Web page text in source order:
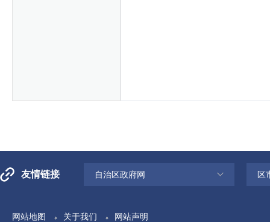
友情链接 自治区政府网 区
网站地图 关于我们 网站声明